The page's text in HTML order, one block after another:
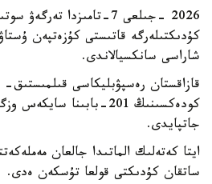
2026 -جىلعى 7-تامىزدا
كۇدىكتىلەرگە قاتىستى كۇزەتپەن
شاراسى سانكسيالاندى.
قازاقستان رەسپۋبليكاسى
كودەكسىنىڭ 201-بابىنا
جاتپايدى.
ايتا كەتەلىك الماتىدا جالعان
ساتقان كۇدىكتى قولعا تۇسكەن ەدى.